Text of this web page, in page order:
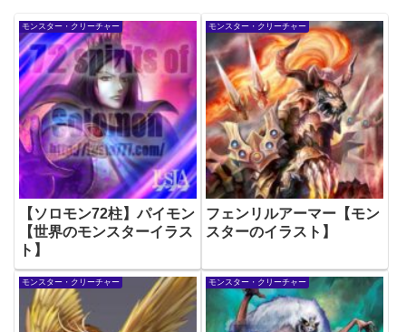
モンスター・クリーチャー
【ソロモン72柱】パイモン
【世界のモンスターイラス
ト】
モンスター・クリーチャー
フェンリルアーマー【モン
スターのイラスト】
モンスター・クリーチャー モンスター・クリーチャー